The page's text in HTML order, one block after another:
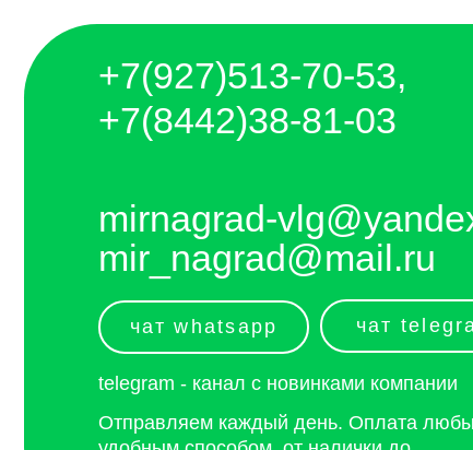
Отправляем каждый день. Оплата любым
удобным способом, от налички до
выставления счёта и перевода на карту.
чат telegram
чат whatsapp
mirnagrad-vlg@yandex.ru
mir_nagrad@mail.ru